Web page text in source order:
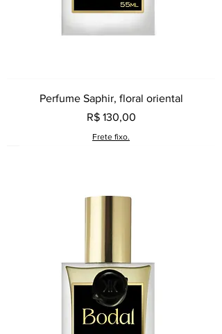
Perfume Saphir, floral oriental
Preço
R$ 130,00
Frete fixo.